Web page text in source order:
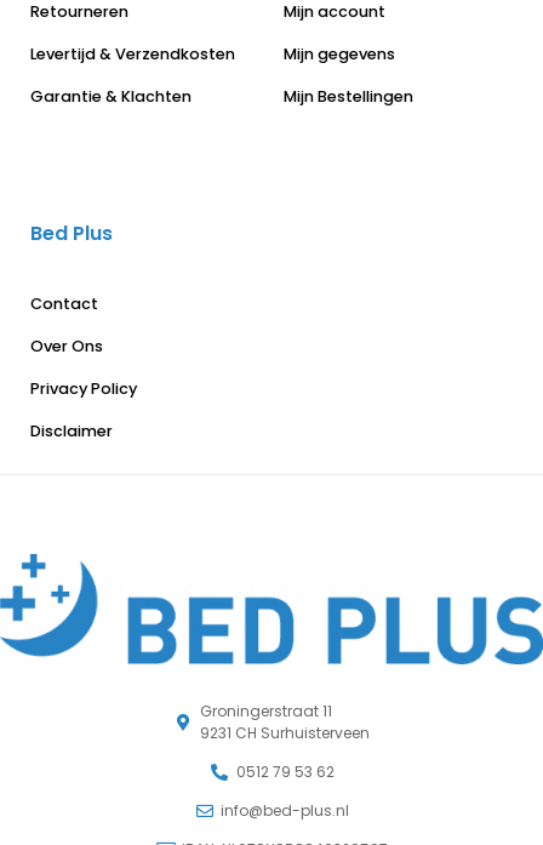
Groningerstraat 11
9231 CH Surhuisterveen
0512 79 53 62
info@bed-plus.nl
Retourneren
Levertijd & Verzendkosten
Garantie & Klachten
Mijn account
Mijn gegevens
Mijn Bestellingen
Bed Plus
Contact
Over Ons
Privacy Policy
Disclaimer